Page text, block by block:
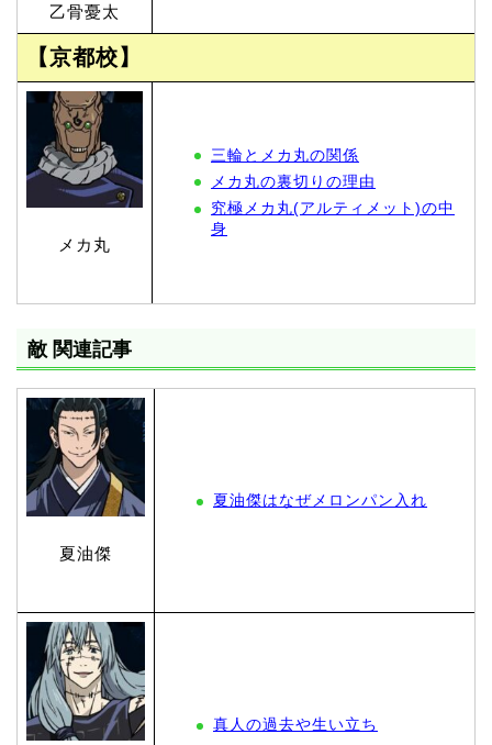
乙骨憂太
【京都校】
メカ丸
三輪とメカ丸の関係
メカ丸の裏切りの理由
究極メカ丸(アルティメット)の中
身
敵 関連記事
夏油傑
夏油傑はなぜメロンパン入れ
真人の過去や生い立ち